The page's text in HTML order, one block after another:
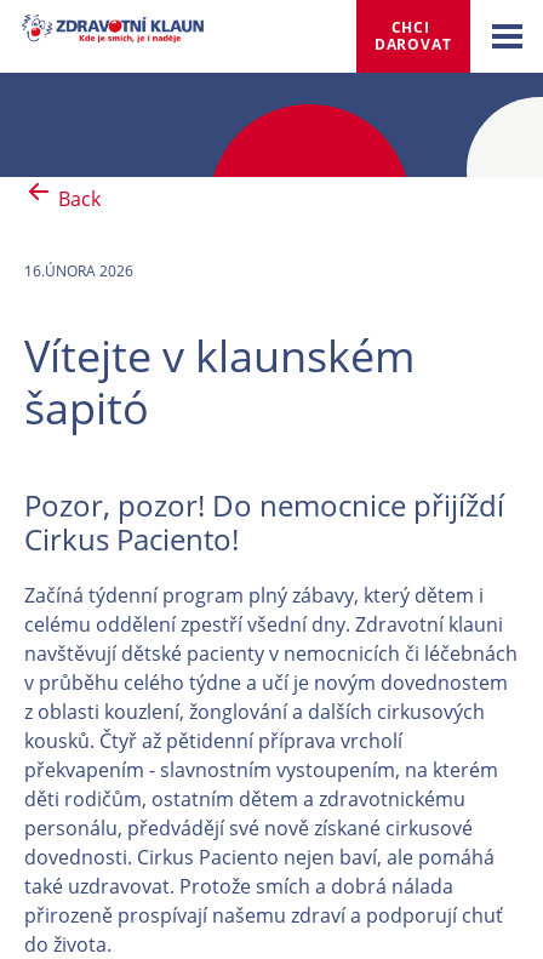
CHCI
DAROVAT
Back
16.ÚNORA 2026
Vítejte v klaunském
šapitó
Pozor, pozor! Do nemocnice přijíždí
Cirkus Paciento!
Začíná týdenní program plný zábavy, který dětem i
celému oddělení zpestří všední dny. Zdravotní klauni
navštěvují dětské pacienty v nemocnicích či léčebnách
v průběhu celého týdne a učí je novým dovednostem
z oblasti kouzlení, žonglování a dalších cirkusových
kousků. Čtyř až pětidenní příprava vrcholí
překvapením - slavnostním vystoupením, na kterém
děti rodičům, ostatním dětem a zdravotnickému
personálu, předvádějí své nově získané cirkusové
dovednosti. Cirkus Paciento nejen baví, ale pomáhá
také uzdravovat. Protože smích a dobrá nálada
přirozeně prospívají našemu zdraví a podporují chuť
do života.